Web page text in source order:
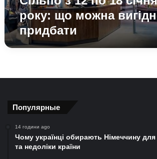
2026
року:
що
можна
вигідно
року: що можна
придбати
Популярные
14 години ago
Чому українці обирають Німеччину
та недоліки країни